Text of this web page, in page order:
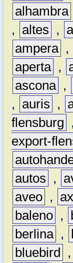
alhambra
,
altes ,
ampera ,
aperta ,
ascona ,
,
auris ,
flensburg
,
export-
autos
,
aveo , ax
baleno ,
berlina ,
bluebird
,